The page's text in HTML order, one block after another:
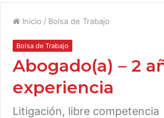
Inicio / Bolsa de Trabajo
Bolsa de Trabajo
Abogado(a) – 2
experiencia
Litigación, libre competencia